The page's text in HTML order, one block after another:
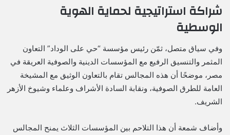
​شراكة استراتيجية لحماية الهوية
الوسطية
​وفي سياق متصل، ثمّن رئيس مؤسسة “حي على الوداد” التعاون
المثمر والتنسيق الرفيع مع المؤسسات الدينية والصوفية العريقة في
مصر، موضحًا أن هذه المجالس تقام بالتعاون الوثيق مع ​المشيخة
العامة للطرق الصوفية، و​نقابة السادة الأشراف و​علماء وشيوخ الأزهر
الشريف.
​وأضاف شمعة أن هذا التلاحم بين المؤسسات الثلاث يمنح المجالس